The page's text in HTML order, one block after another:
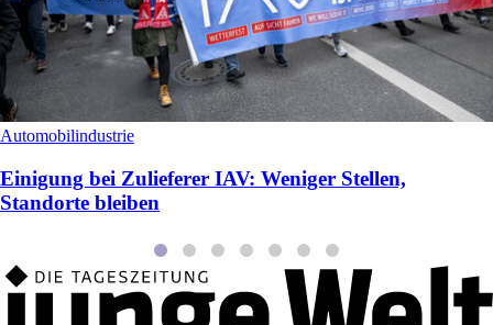
Automobilindustrie
Einigung bei Zulieferer IAV: Weniger Stellen,
Standorte bleiben